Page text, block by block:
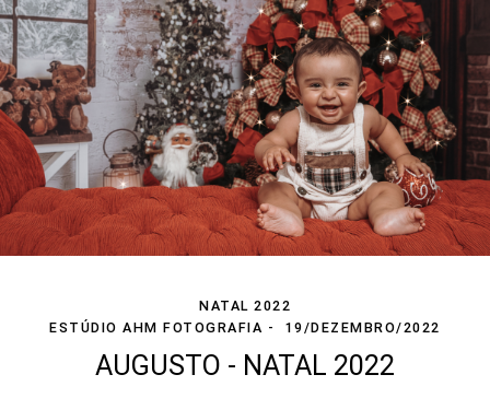
NATAL 2022
ESTÚDIO AHM FOTOGRAFIA
19/DEZEMBRO/2022
AUGUSTO - NATAL 2022